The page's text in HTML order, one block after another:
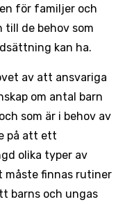
för familjer och
till de behov som
kan ha.
av att ansvariga
om antal barn
som är i behov av
på att ett
olika typer av
måste finnas rutiner
barns och ungas